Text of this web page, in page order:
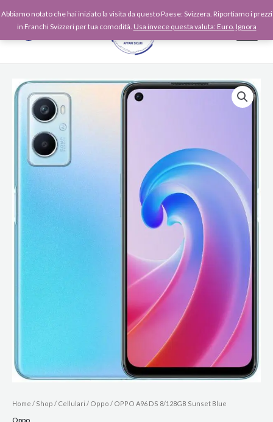
al
contenuto
Home / Shop / Cellulari / Oppo / OPPO A96 DS 8/128GB Sunset Blue
Oppo
OPPO
A96
8/128GB
Sunset
quantità
Abbiamo notato che hai iniziato la visita da questo Paese: Svizzera. Riportiamo i prezzi
in Franchi Svizzeri per tua comodità. Usa invece questa valuta: Euro. Ignora